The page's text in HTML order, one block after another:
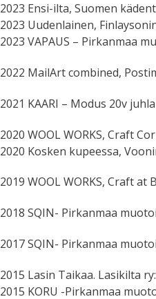
2023 Ensi-ilta, Suomen
2023 Uudenlainen,
2023 VAPAUS – Pirkanmaa
2022 MailArt combined,
2021 KAARI – Modus 20v
2020 WOOL WORKS, Craft
2020 Kosken kupeessa,
2019 WOOL WORKS, Craft at
2018 SQIN- Pirkanmaa
2017 SQIN- Pirkanmaa
2015 Lasin Taikaa. Lasikilta
2015 KORU -Pirkanmaa